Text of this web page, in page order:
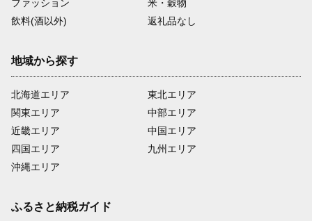
ファッション
米・穀物
飲料(酒以外)
返礼品なし
地域から探す
北海道エリア
関東エリア
近畿エリア
四国エリア
沖縄エリア
東北エリア
中部エリア
中国エリア
九州エリア
ふるさと納税ガイド